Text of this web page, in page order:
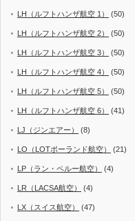
LH（ルフトハンザ航空 1） (50)
LH（ルフトハンザ航空 2） (50)
LH（ルフトハンザ航空 3） (50)
LH（ルフトハンザ航空 4） (50)
LH（ルフトハンザ航空 5） (50)
LH（ルフトハンザ航空 6） (41)
LJ（ジンエアー） (8)
LO（LOTポーランド航空） (21)
LP（ラン・ペルー航空） (4)
LR（LACSA航空） (4)
LX（スイス航空） (47)